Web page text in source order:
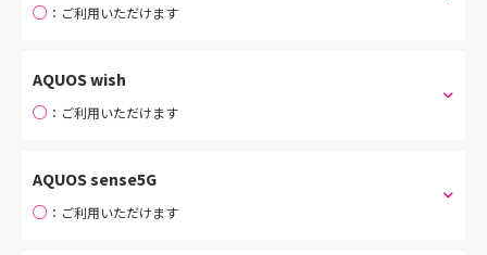
○ ：ご利用いただけます
AQUOS wish
○ ：ご利用いただけます
AQUOS sense5G
○ ：ご利用いただけます